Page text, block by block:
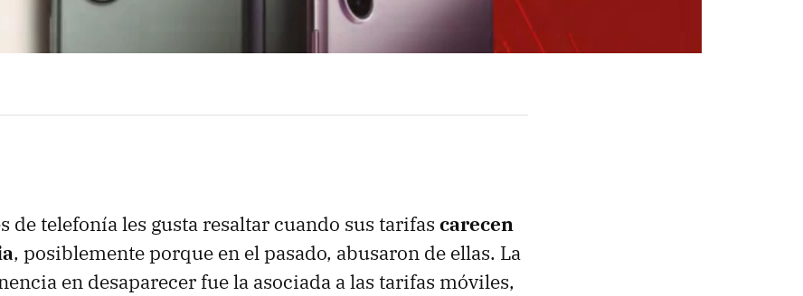
de telefonía les gusta resaltar cuando sus tarifas carecen
, posiblemente porque en el pasado, abusaron de ellas. La
en desaparecer fue la asociada a las tarifas móviles,